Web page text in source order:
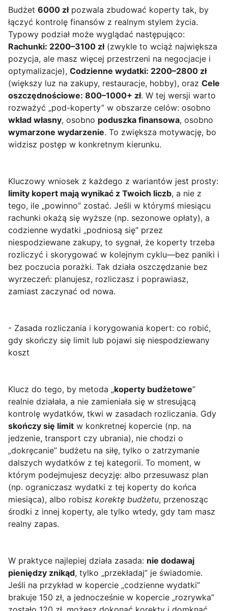
Budżet 6000 złpozwala zbudować koperty tak, by
łączyć kontrolę finansów z realnym stylem życia.
Typowy podział może wyglądać następująco:
Rachunki: 2200–3100 zł(zwykle to wciąż największa
pozycja, ale masz więcej przestrzeni na negocjacje i
optymalizacje), Codzienne wydatki: 2200–2800 zł
(większy luz na zakupy, restauracje, hobby), oraz Cele
oszczędnościowe: 800–1000+ zł. W tej wersji warto
rozważyć „pod-koperty” w obszarze celów: osobno
wkład własny, osobno poduszka finansowa, osobno
wymarzone wydarzenie. To zwiększa motywację, bo
widzisz postęp w konkretnym kierunku.
Kluczowy wniosek z każdego z wariantów jest prosty:
limity kopert mają wynikać z Twoich liczb, a nie z
tego, ile „powinno” zostać. Jeśli w którymś miesiącu
rachunki okażą się wyższe (np. sezonowe opłaty), a
codzienne wydatki „podniosą się” przez
niespodziewane zakupy, to sygnał, że koperty trzeba
rozliczyć i skorygować w kolejnym cyklu—bez paniki i
bez poczucia porażki. Tak działa oszczędzanie bez
wyrzeczeń: planujesz, rozliczasz i poprawiasz,
zamiast zaczynać od nowa.
- Zasada rozliczania i korygowania kopert: co robić,
gdy skończy się limit lub pojawi się niespodziewany
koszt
Klucz do tego, by metoda „koperty budżetowe”
realnie działała, a nie zamieniała się w stresującą
kontrolę wydatków, tkwi w zasadach rozliczania. Gdy
skończy się limit w konkretnej kopercie (np. na
jedzenie, transport czy ubrania), nie chodzi o
„dokręcanie” budżetu na siłę, tylko o zatrzymanie
dalszych wydatków z tej kategorii. To moment, w
którym podejmujesz decyzję: albo przesuwasz plan
(np. ograniczasz wydatki z tej koperty do końca
miesiąca), albo robisz korektę budżetu, przenosząc
środki z innej koperty, ale tylko wtedy, gdy tam masz
realny zapas.
W praktyce najlepiej działa zasada: nie dodawaj
pieniędzy znikąd, tylko „przekładaj” je świadomie.
Jeśli na przykład w kopercie „codzienne wydatki”
brakuje 150 zł, a jednocześnie w kopercie „rozrywka”